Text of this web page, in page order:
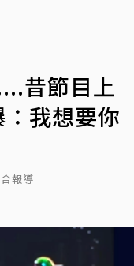
昔節目上
我想要你
報導